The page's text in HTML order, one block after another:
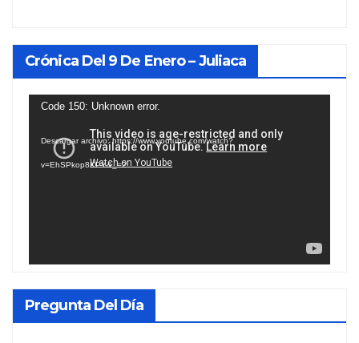
Crónica Del 9 De Enero – Juliaca
Reproductor
vídeo
Code 150: Unknown error.
Descargar archivo: https://www.youtube.com/watch?
v=EhSPkop8KPY&_=2
Pregunta Del Día